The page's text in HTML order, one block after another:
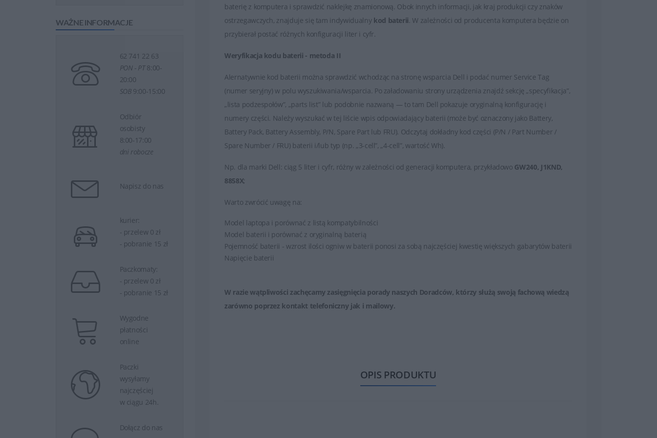
WAŻNE INFORMACJE
62 741 22 63
PON - PT8:00-
20:00
SOB9:00-15:00
Odbiór
osobisty
8:00-17:00
dni robocze
Napisz do nas
kurier:
- przelew 0 zł
- pobranie 15 zł
Paczkomaty:
- przelew 0 zł
- pobranie 15 zł
Wygodne
płatności
online
Paczki
wysyłamy
najczęściej
w ciągu 24h.
Dołącz do nas
baterię z komputera i sprawdzić naklejkę znamionową. Obok innych informacji, jak kraj produkcji czy znaków
ostrzegawczych, znajduje się tam indywidualny kod baterii. W zależności od producenta komputera będzie on
przybierał postać różnych konfiguracji liter i cyfr.
Weryfikacja kodu baterii - metoda II
Alernatywnie kod baterii można sprawdzić wchodząc na stronę wsparcia Dell i podać numer Service Tag
(numer seryjny) w polu wyszukiwania/wsparcia. Po załadowaniu strony urządzenia znajdź sekcję „specyfikacja”,
„lista podzespołów”, „parts list” lub podobnie nazwaną — to tam Dell pokazuje oryginalną konfigurację i
numery części. Należy wyszukać w tej liście wpis odpowiadający baterii (może być oznaczony jako Battery,
Battery Pack, Battery Assembly, P/N, Spare Part lub FRU). Odczytaj dokładny kod części (P/N / Part Number /
Spare Number / FRU) baterii i/lub typ (np. „3-cell”, „4-cell”, wartość Wh).
Np. dla marki Dell: ciąg 5 liter i cyfr, różny w zależności od generacji komputera, przykładowo GW240, J1KND,
8858X;
Warto zwrócić uwagę na:
Model laptopa i porównać z listą kompatybilności
Model baterii i porównać z oryginalną baterią
Pojemność baterii - wzrost ilości ogniw w baterii ponosi za sobą najczęściej kwestię większych gabarytów baterii
Napięcie baterii
W razie wątpliwości zachęcamy zasięgnięcia porady naszych Doradców, którzy służą swoją fachową wiedzą
zarówno poprzez kontakt telefoniczny jak i mailowy.
OPIS PRODUKTU